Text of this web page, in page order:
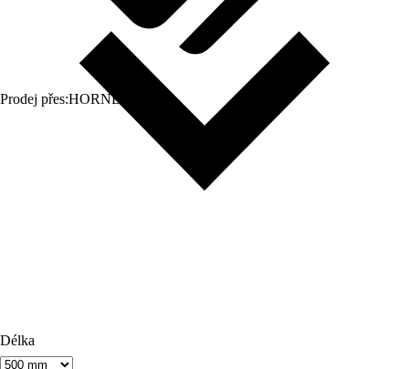
Prodej přes:HORNBACH
Délka